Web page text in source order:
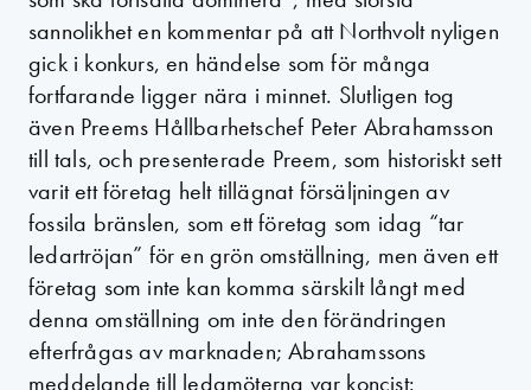
sannolikhet en kommentar på att Northvolt nyligen
gick i konkurs, en händelse som för många
fortfarande ligger nära i minnet. Slutligen tog
även Preems Hållbarhetschef Peter Abrahamsson
till tals, och presenterade Preem, som historiskt sett
varit ett företag helt tillägnat försäljningen av
fossila bränslen, som ett företag som idag “tar
ledartröjan” för en grön omställning, men även ett
företag som inte kan komma särskilt långt med
denna omställning om inte den förändringen
efterfrågas av marknaden; Abrahamssons
meddelande till ledamöterna var koncist: